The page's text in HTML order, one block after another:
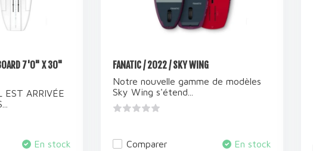
7'0" X 30"
EST ARRIVÉE
En stock
FANATIC / 2022 / SKY WING
Notre nouvelle gamme de modèles
Sky Wing s'étend...
Comparer En stock